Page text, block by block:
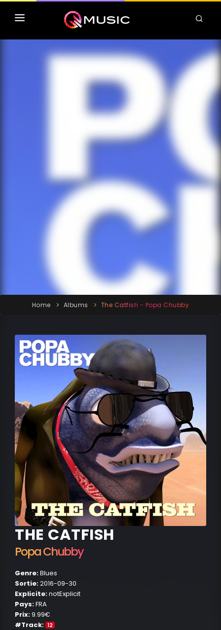
TOP MP3 ITUNES
TOP ALBUMS ITUNES
CLASSEMENT DEEZER
Home Albums The Catfish - Popa Chubby
THE CATFISH
Popa Chubby
Genre:Blues
Sortie:2016-09-30
Explicite:notExplicit
Pays:FRA
Prix:9.99€
#Track: 12